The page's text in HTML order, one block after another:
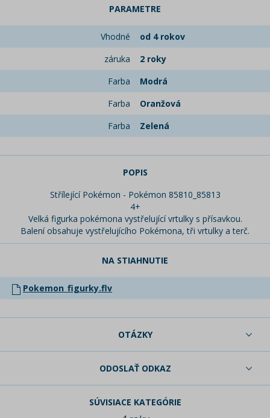
PARAMETRE
Vhodné
od 4 rokov
záruka
2 roky
Farba
Modrá
Farba
Oranžová
Farba
Zelená
POPIS
Střílející Pokémon - Pokémon 85810_85813
4+
Velká figurka pokémona vystřelující vrtulky s přísavkou.
Balení obsahuje vystřelujícího Pokémona, tři vrtulky a terč.
NA STIAHNUTIE
Pokemon_figurky.flv
OTÁZKY
ODOSLAŤ ODKAZ
SÚVISIACE KATEGÓRIE